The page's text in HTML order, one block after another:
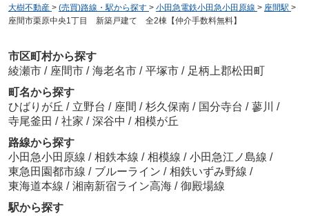
大樹不動産 > (売買)路線・駅から探す > 小田急電鉄小田急小田原線 > 座間駅 >
座間市栗原中央1丁目 新築戸建て 全2棟【仲介手数料無料】
市区町村から探す
綾瀬市 / 座間市 / 海老名市 / 平塚市 / 足柄上郡松田町
町名から探す
ひばりが丘 / 立野台 / 座間 / 杉久保南 / 国分寺台 / 蓼川 /
寺尾釜田 / 社家 / 深谷中 / 相模が丘
路線から探す
小田急小田原線 / 相鉄本線 / 相模線 / 小田急江ノ島線 /
東急田園都市線 / ブルーライン / 相鉄いずみ野線 /
東海道本線 / 湘南新宿ライン高海 / 御殿場線
駅から探す